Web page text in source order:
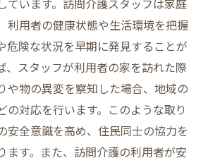
ています。訪問介護スタッフは家庭
利用者の健康状態や生活環境を把握
危険な状況を早期に発見することが
、スタッフが利用者の家を訪れた際
や物の異変を察知した場合、地域の
の対応を行います。このような取り
安全意識を高め、住民同士の協力を
ます。また、訪問介護の利用者が安